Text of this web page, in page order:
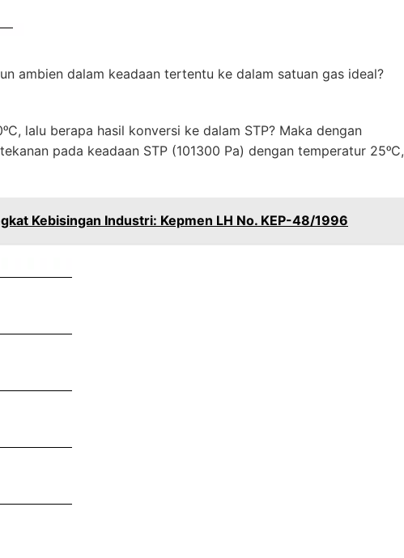
ambien dalam keadaan tertentu ke dalam satuan gas ideal?
lalu berapa hasil konversi ke dalam STP? Maka dengan
pada keadaan STP (101300 Pa) dengan temperatur 25ᵒC,
Kebisingan Industri: Kepmen LH No. KEP-48/1996